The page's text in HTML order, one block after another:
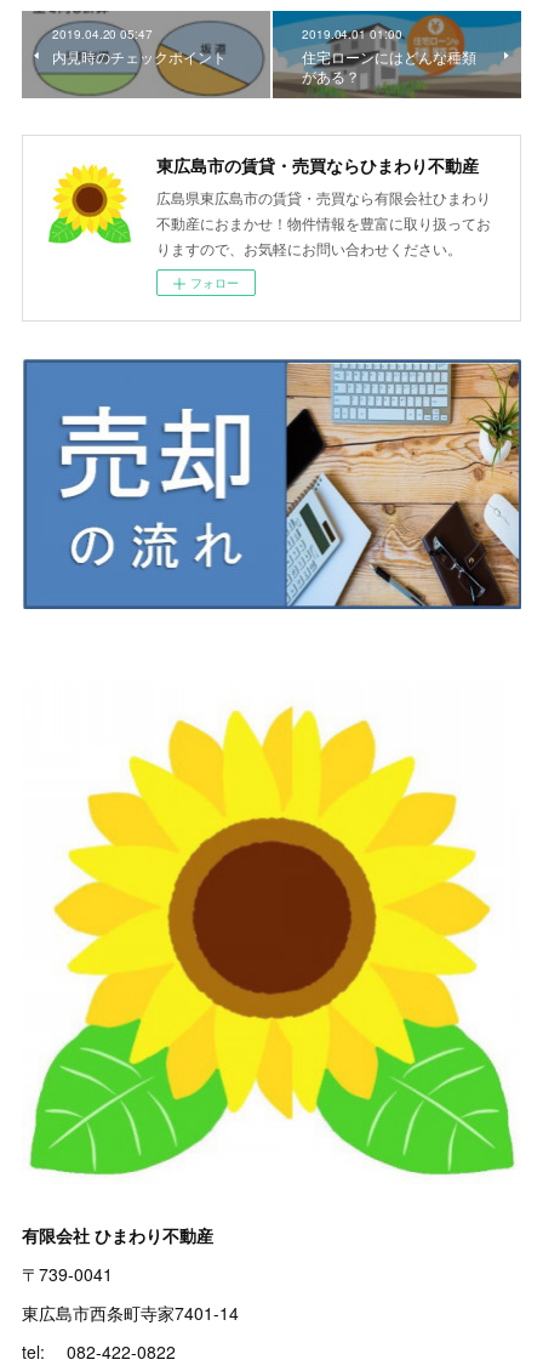
2019.04.20 05:47
内見時のチェックポイント
2019.04.01 01:00
住宅ローンにはどんな種類
がある？
東広島市の賃貸・売買ならひまわり不動産
広島県東広島市の賃貸・売買なら有限会社ひまわり
不動産におまかせ！物件情報を豊富に取り扱ってお
りますので、お気軽にお問い合わせください。
フォロー
有限会社 ひまわり不動産
〒739-0041
東広島市西条町寺家7401-14
tel: 082-422-0822